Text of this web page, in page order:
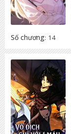
Số chương: 14